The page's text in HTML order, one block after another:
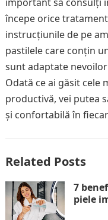
începe orice
instrucțiunile de pe
pastilele care conțin
sunt adaptate
Odată ce ai găsit cele
productivă, vei putea
și confortabilă în
Related Posts
7
piele